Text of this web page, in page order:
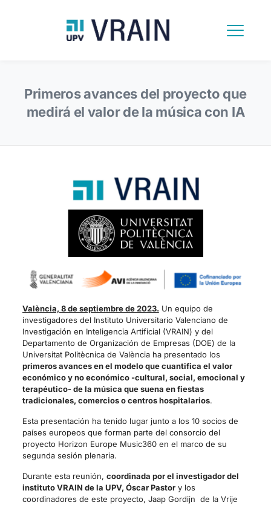
Primeros avances del proyecto que
medirá el valor de la música con IA
València, 8 de septiembre de 2023.Un equipo de
investigadores del Instituto Universitario Valenciano de
Investigación en Inteligencia Artificial (VRAIN) y del
Departamento de Organización de Empresas (DOE) de la
Universitat Politècnica de València ha presentado los
primeros avances en el modelo que cuantifica el valor
económico y no económico -cultural, social, emocional y
terapéutico- de la música que suena en fiestas
tradicionales, comercios o centros hospitalarios.
Esta presentación ha tenido lugar junto a los 10 socios de
países europeos que forman parte del consorcio del
proyecto Horizon Europe Music360 en el marco de su
segunda sesión plenaria.
Durante esta reunión, coordinada por el investigador del
instituto VRAIN de la UPV, Óscar Pastory los
coordinadores de este proyecto, Jaap Gordijn de la Vrije